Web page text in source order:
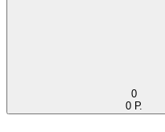
0
0 Р.